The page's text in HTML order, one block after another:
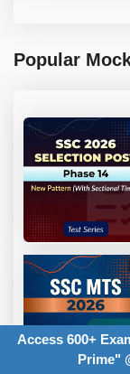
Popular
Access 600+
Prime"